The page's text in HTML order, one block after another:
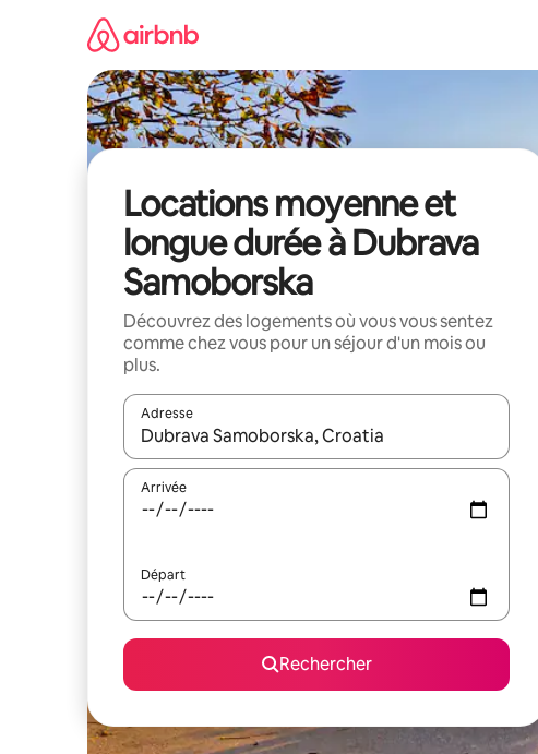
Locations moyenne et
longue durée à Dubrava
Samoborska
Découvrez des logements où vous vous sentez
comme chez vous pour un séjour d'un mois ou
plus.
Adresse
Lorsque les résultats s'affichent, utilisez les flèches
Arrivée
Départ
Rechercher